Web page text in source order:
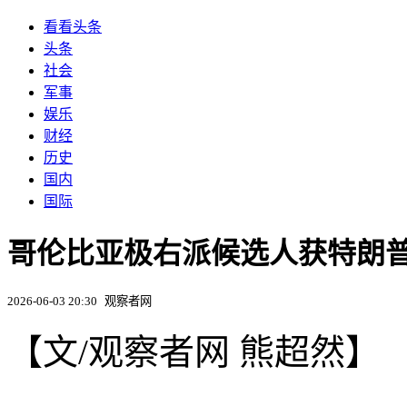
看看头条
头条
社会
军事
娱乐
财经
历史
国内
国际
哥伦比亚极右派候选人获特朗
2026-06-03 20:30 观察者网
【文/观察者网 熊超然】